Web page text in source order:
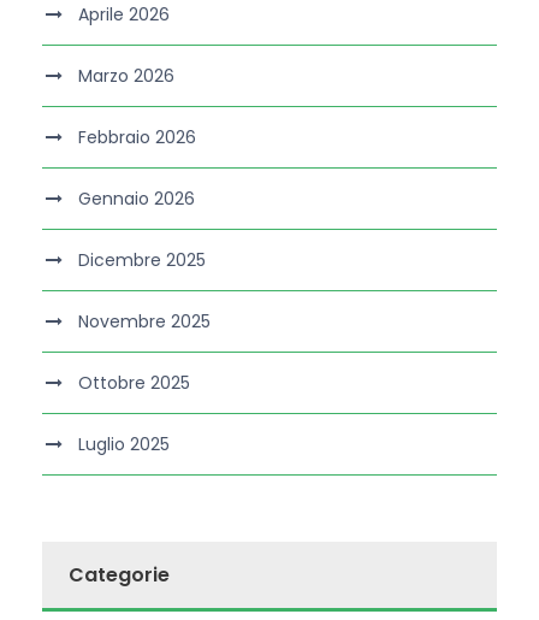
Aprile 2026
Marzo 2026
Febbraio 2026
Gennaio 2026
Dicembre 2025
Novembre 2025
Ottobre 2025
Luglio 2025
Categorie